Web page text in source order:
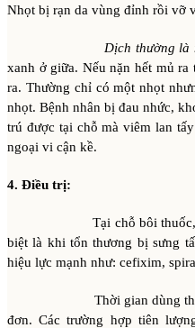
Nhọt bị rạn da vùng đỉnh rồi vỡ
Dịch thường là
xanh ở giữa. Nếu nặn hết mủ
ra. Thường chỉ có một nhọt
nhọt. Bệnh nhân bị đau nhức,
trú được tại chỗ mà viêm lan
ngoại vi cận kề.
4. Điều trị:
Tại chỗ bôi thuốc, hoặc
biệt là khi tổn thương bị sưng
hiệu lực mạnh như: cefixim,
Thời gian dùng thuốc từ
đơn. Các trường hợp tiên